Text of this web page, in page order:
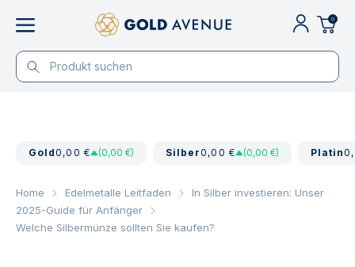
0
Gold0,00 € (0,00 €) Silber0,00 € (0,00 €) Platin
Home Edelmetalle Leitfaden
In Silber investieren: Unser
2025-Guide für Anfänger
Welche Silbermünze sollten Sie kaufen?